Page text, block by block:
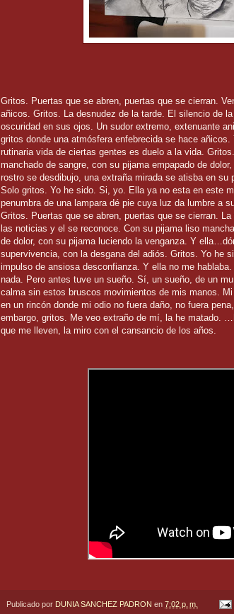
Gritos. Puertas que se abren, puertas que se cierran.
añicos. Gritos. La desnudez de la tarde. El silencio de
oscuridad en sus ojos. Un sudor extremo, extenuante
gritos donde una atmósfera enfebrecida se hace
rutinaria vida de ciertas gentes es duelo a la vida.
manchado de sangre, con su pijama empapado de
rostro se desdibujo, una extraña mirada se atisba en
Solo gritos. Yo he sido. Si, yo. Ella ya no esta en este
penumbra de una lampara dé pie cuya luz da lumbre a
Gritos. Puertas que se abren, puertas que se cierran.
las noticias y el se reconoce. Con su pijama liso
de dolor, con su pijama luciendo la venganza. Y
supervivencia, con la desgana del adiós. Gritos. Yo he
impulso de ansiosa desconfianza. Y ella no me
nada. Pero antes tuve un sueño. Sí, un sueño, de un
calma sin estos bruscos movimientos de mis manos.
en un rincón donde mi odio no fuera daño, no fuera
embargo, gritos. Me veo extraño de mí, la he matado.
que me lleven, la miro con el cansancio de los años.
Publicado por DUNIA SANCHEZ PADRON en 7:02 p. m.